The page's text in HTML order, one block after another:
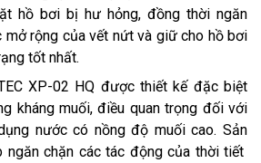
hồ bơi bị hư hỏng, đồng thời ngăn
rộng của vết nứt và giữ cho hồ bơi
tốt nhất.
XP-02 HQ được thiết kế đặc biệt
kháng muối, điều quan trọng đối với
nước có nồng độ muối cao. Sản
ngăn chặn các tác động của thời tiết